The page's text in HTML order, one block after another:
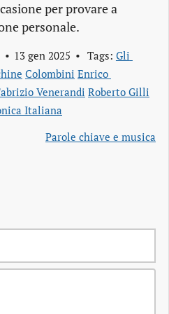
per provare a
personale.
13 gen 2025 Tags: Gli
Colombini Enrico
Venerandi Roberto Gilli
Italiana
Parole chiave e musica